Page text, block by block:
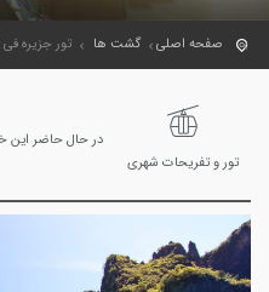
صفحه اصلی گشت ها تور جزیره فی
تور و تفریحات شهری
در حال حاضر این